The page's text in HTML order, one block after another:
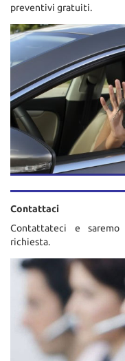
preventivi gratuiti.
Contattaci
Contattateci e saremo
richiesta.